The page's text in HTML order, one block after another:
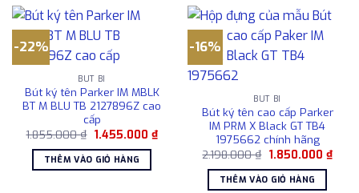
-22%
BÚT BI
Bút ký tên Parker IM MBLK
BT M BLU TB 2127896Z cao
cấp
1.855.000₫ Giá
là:
1.855.000 ₫.
1.455.000 ₫Giá
hiện
1.455.000 ₫.
THÊM VÀO GIỎ HÀNG
-16%
BÚT BI
Bút ký tên cao cấp Parker
IM PRM X Black GT TB4
1975662 chính hãng
2.198.000₫ Giá
là:
2.198.000 ₫.
1.850.000 ₫Giá
hiện
THÊM VÀO GIỎ HÀNG